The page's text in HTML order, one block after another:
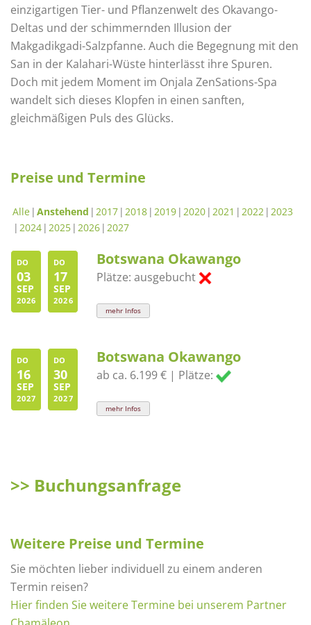
einzigartigen Tier- und Pflanzenwelt des Okavango-
Deltas und der schimmernden Illusion der
Makgadikgadi-Salzpfanne. Auch die Begegnung mit den
San in der Kalahari-Wüste hinterlässt ihre Spuren.
Doch mit jedem Moment im Onjala ZenSations-Spa
wandelt sich dieses Klopfen in einen sanften,
gleichmäßigen Puls des Glücks.
Preise und Termine
Alle Anstehend 2017 2018 2019 2020 2021 2022 2023
2024 2025 2026 2027
DO
03
SEP
2026
DO
17
SEP
2026
Botswana Okawango
Plätze: ausgebucht
mehr Infos
DO
16
SEP
2027
DO
30
SEP
2027
Botswana Okawango
ab ca. 6.199 € | Plätze:
mehr Infos
>> Buchungsanfrage
Weitere Preise und Termine
Sie möchten lieber individuell zu einem anderen
Termin reisen?
Hier finden Sie weitere Termine bei unserem Partner